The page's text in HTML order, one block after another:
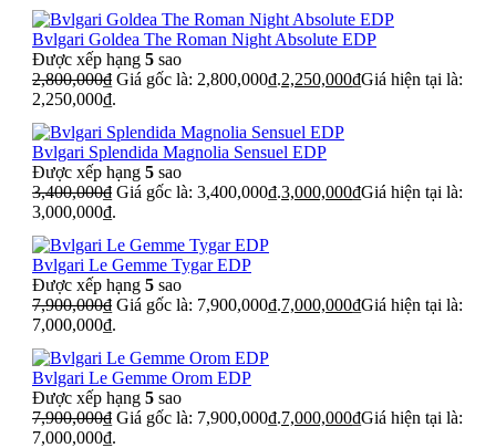
Bvlgari Goldea The Roman Night Absolute EDP
Được xếp hạng 5 sao
2,800,000₫ Giá gốc là: 2,800,000₫.2,250,000₫Giá hiện tại là:
2,250,000₫.
Bvlgari Splendida Magnolia Sensuel EDP
Được xếp hạng 5 sao
3,400,000₫ Giá gốc là: 3,400,000₫.3,000,000₫Giá hiện tại là:
3,000,000₫.
Bvlgari Le Gemme Tygar EDP
Được xếp hạng 5 sao
7,900,000₫ Giá gốc là: 7,900,000₫.7,000,000₫Giá hiện tại là:
7,000,000₫.
Bvlgari Le Gemme Orom EDP
Được xếp hạng 5 sao
7,900,000₫ Giá gốc là: 7,900,000₫.7,000,000₫Giá hiện tại là:
7,000,000₫.